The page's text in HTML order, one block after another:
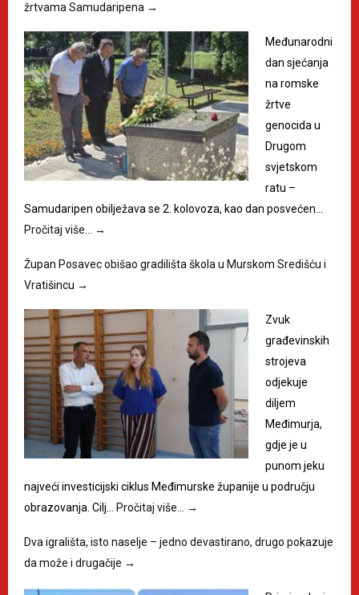
žrtvama Samudaripena →
Međunarodni
dan sjećanja
na romske
žrtve
genocida u
Drugom
svjetskom
ratu –
Samudaripen obilježava se 2. kolovoza, kao dan posvećen…
Pročitaj više…
→
Župan Posavec obišao gradilišta škola u Murskom Središću i
Vratišincu →
Zvuk
građevinskih
strojeva
odjekuje
diljem
Međimurja,
gdje je u
punom jeku
najveći investicijski ciklus Međimurske županije u području
obrazovanja. Cilj…
Pročitaj više… →
Dva igrališta, isto naselje – jedno devastirano, drugo pokazuje
da može i drugačije →